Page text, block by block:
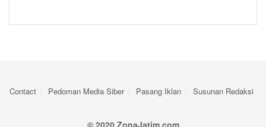
Contact Pedoman Media Siber Pasang Iklan Susunan Redaksi
© 2020 ZonaJatim.com